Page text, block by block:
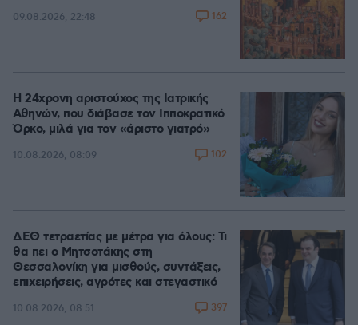
09.08.2026, 22:48 162
Η 24χρονη αριστούχος της Ιατρικής
Αθηνών, που διάβασε τον Ιπποκρατικό
Όρκο, μιλά για τον «άριστο γιατρό»
10.08.2026, 08:09 102
ΔΕΘ τετραετίας με μέτρα για όλους: Τι
θα πει ο Μητσοτάκης στη
Θεσσαλονίκη για μισθούς, συντάξεις,
επιχειρήσεις, αγρότες και στεγαστικό
10.08.2026, 08:51 397